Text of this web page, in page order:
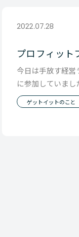
2022.07.28
プロフィット
今日は手放す経営
に参加していまし
https://
ゲットイットのこと